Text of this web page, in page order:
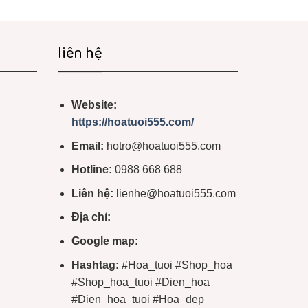
liên hệ
Website:
https://hoatuoi555.com/
Email: hotro@hoatuoi555.com
Hotline:0988 668 688
Liên hệ: lienhe@hoatuoi555.com
Địa chỉ:
Google map:
Hashtag: #Hoa_tuoi #Shop_hoa
#Shop_hoa_tuoi #Dien_hoa
#Dien_hoa_tuoi #Hoa_dep